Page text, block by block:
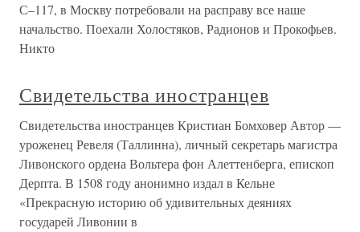
С–117, в Москву потребовали на расправу все наше
начальство. Поехали Холостяков, Радионов и Прокофьев.
Никто
Свидетельства иностранцев
Свидетельства иностранцев Кристиан Бомховер Автор —
уроженец Ревеля (Таллинна), личный секретарь магистра
Ливонского ордена Вольтера фон Алеттенберга, епископ
Дерпта. В 1508 году анонимно издал в Кельне
«Прекрасную историю об удивительных деяниях
государей Ливонии в